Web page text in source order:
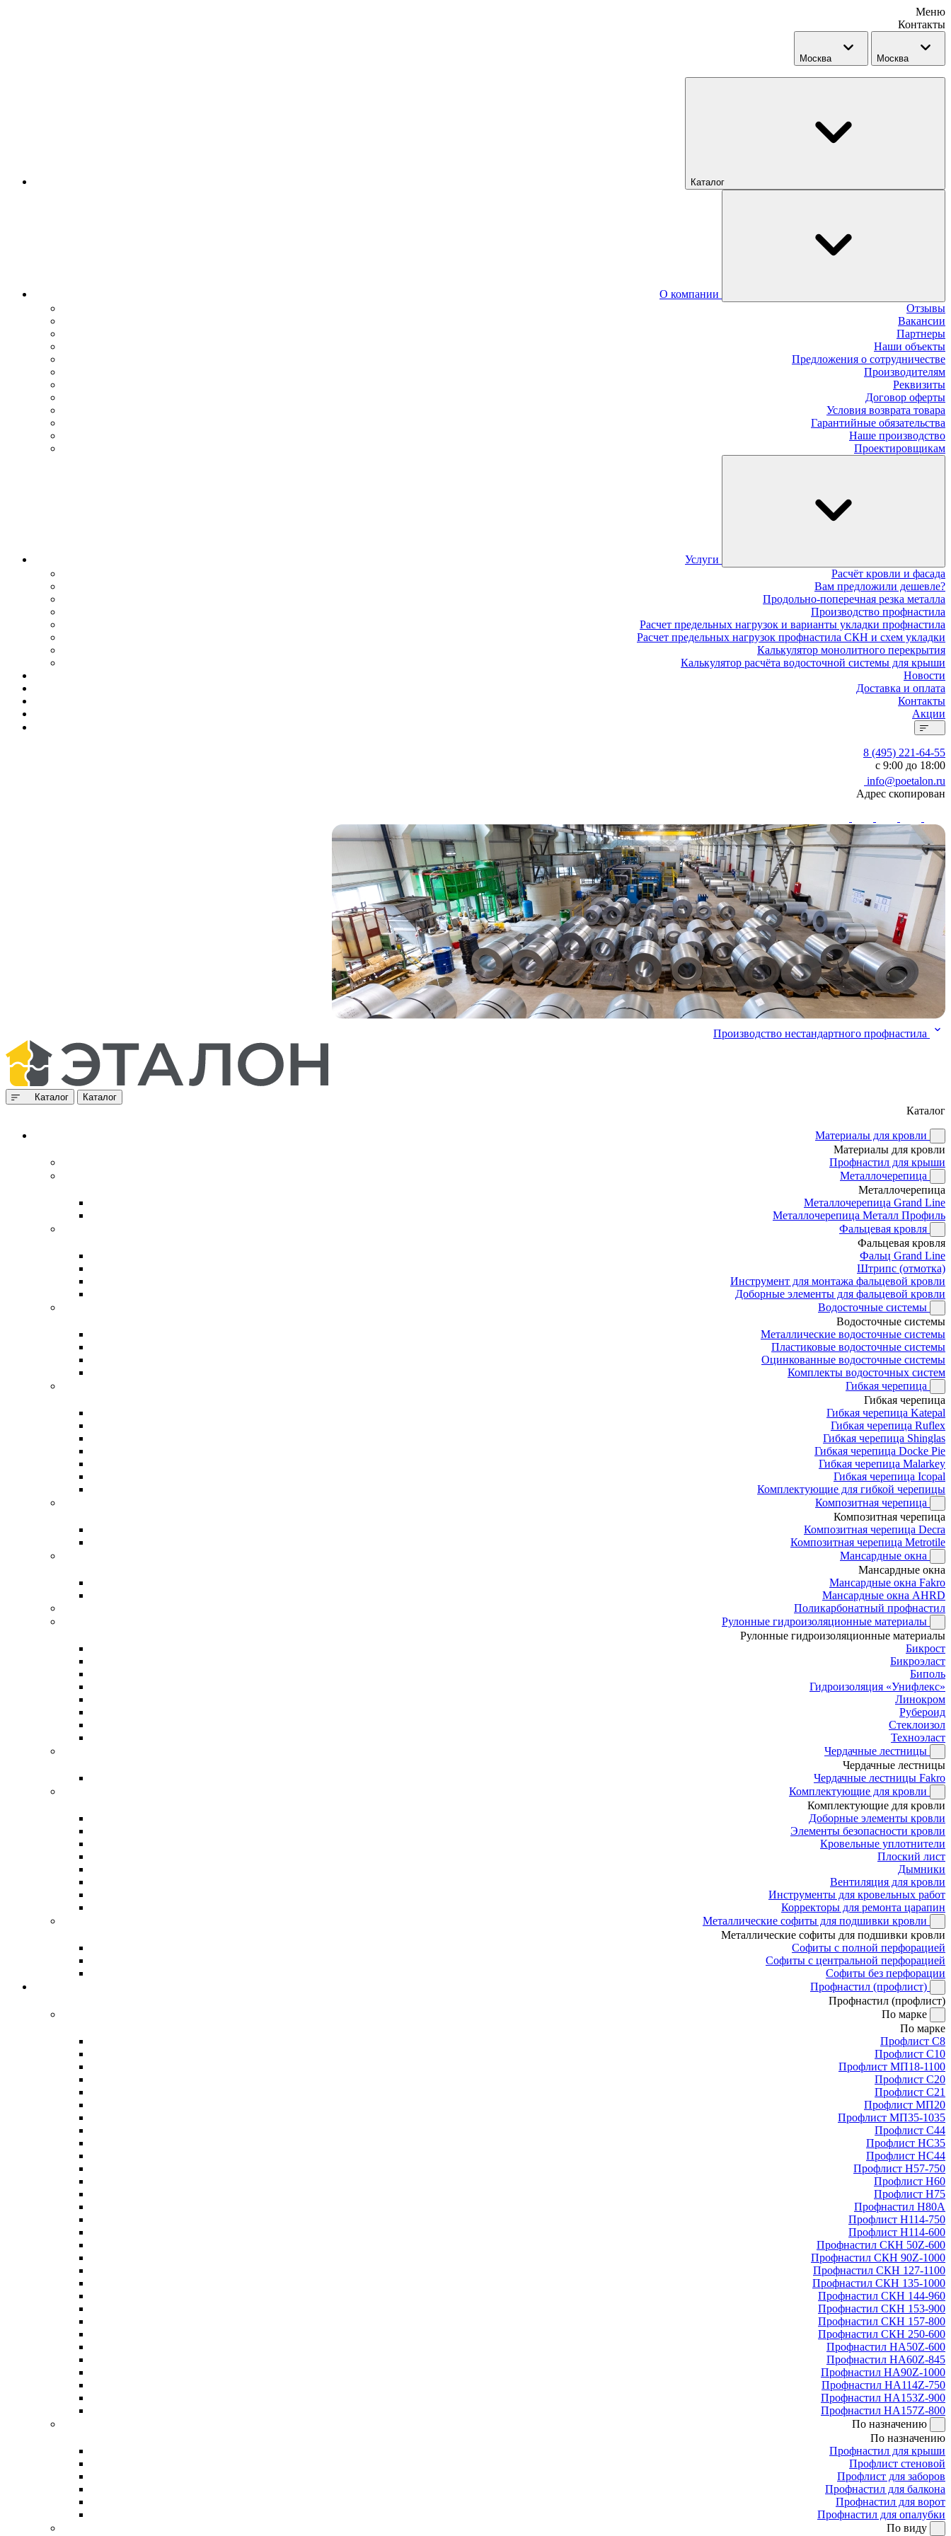
Меню
Контакты
Москва Москва
Каталог
О компании
Отзывы
Вакансии
Партнеры
Наши объекты
Предложения о сотрудничестве
Производителям
Реквизиты
Договор оферты
Условия возврата товара
Гарантийные обязательства
Наше производство
Проектировщикам
Услуги
Расчёт кровли и фасада
Вам предложили дешевле?
Продольно-поперечная резка металла
Производство профнастила
Расчет предельных нагрузок и варианты укладки профнастила
Расчет предельных нагрузок профнастила СКН и схем укладки
Калькулятор монолитного перекрытия
Калькулятор расчёта водосточной системы для крыши
Новости
Доставка и оплата
Контакты
Акции
8 (495) 221-64-55
с 9:00 до 18:00
info@poetalon.ru
Адрес скопирован
Производство нестандартного профнастила
Каталог Каталог
Каталог
Материалы для кровли
Материалы для кровли
Профнастил для крыши
Металлочерепица
Металлочерепица
Металлочерепица Grand Line
Металлочерепица Металл Профиль
Фальцевая кровля
Фальцевая кровля
Фальц Grand Line
Штрипс (отмотка)
Инструмент для монтажа фальцевой кровли
Доборные элементы для фальцевой кровли
Водосточные системы
Водосточные системы
Металлические водосточные системы
Пластиковые водосточные системы
Оцинкованные водосточные системы
Комплекты водосточных систем
Гибкая черепица
Гибкая черепица
Гибкая черепица Katepal
Гибкая черепица Ruflex
Гибкая черепица Shinglas
Гибкая черепица Docke Pie
Гибкая черепица Malarkey
Гибкая черепица Icopal
Комплектующие для гибкой черепицы
Композитная черепица
Композитная черепица
Композитная черепица Decra
Композитная черепица Metrotile
Мансардные окна
Мансардные окна
Мансардные окна Fakro
Мансардные окна AHRD
Поликарбонатный профнастил
Рулонные гидроизоляционные материалы
Рулонные гидроизоляционные материалы
Бикрост
Бикроэласт
Биполь
Гидроизоляция «Унифлекс»
Линокром
Рубероид
Стеклоизол
Техноэласт
Чердачные лестницы
Чердачные лестницы
Чердачные лестницы Fakro
Комплектующие для кровли
Комплектующие для кровли
Доборные элементы кровли
Элементы безопасности кровли
Кровельные уплотнители
Плоский лист
Дымники
Вентиляция для кровли
Инструменты для кровельных работ
Корректоры для ремонта царапин
Металлические софиты для подшивки кровли
Металлические софиты для подшивки кровли
Софиты с полной перфорацией
Софиты с центральной перфорацией
Софиты без перфорации
Профнастил (профлист)
Профнастил (профлист)
По марке
По марке
Профлист С8
Профлист С10
Профлист МП18-1100
Профлист С20
Профлист С21
Профлист МП20
Профлист МП35-1035
Профлист С44
Профлист НС35
Профлист НС44
Профлист Н57-750
Профлист Н60
Профлист Н75
Профнастил Н80А
Профлист Н114-750
Профлист Н114-600
Профнастил СКН 50Z-600
Профнастил СКН 90Z-1000
Профнастил СКН 127-1100
Профнастил СКН 135-1000
Профнастил СКН 144-960
Профнастил СКН 153-900
Профнастил СКН 157-800
Профнастил СКН 250-600
Профнастил НА50Z-600
Профнастил НА60Z-845
Профнастил НА90Z-1000
Профнастил НА114Z-750
Профнастил НА153Z-900
Профнастил НА157Z-800
По назначению
По назначению
Профнастил для крыши
Профлист стеновой
Профлист для заборов
Профнастил для балкона
Профнастил для ворот
Профнастил для опалубки
По виду